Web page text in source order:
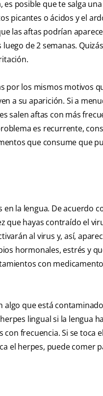
es posible que te salga
picantes o ácidos y el
las aftas podrían
de 2 semanas.
por los mismos motivos
a su aparición. Si a
salen aftas con más
es recurrente,
que consume que
la lengua. De acuerdo
que hayas contraído el
al virus y, así,
hormonales, estrés y
con
que está
lingual si la lengua
con frecuencia. Si se
el herpes, puede comer